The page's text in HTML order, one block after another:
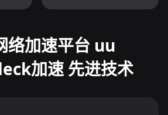
络加速平台 uu
加速 先进技术